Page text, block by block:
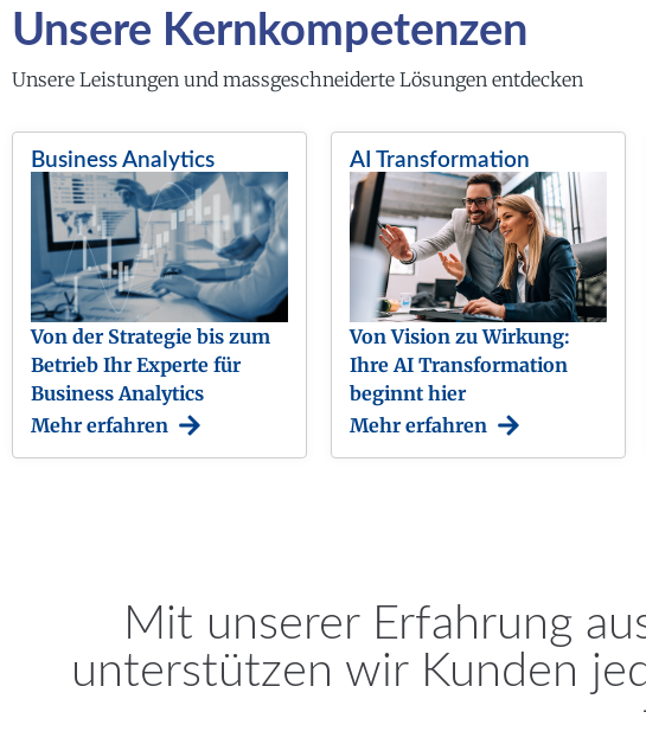
Unsere Kernkompetenzen
Unsere Leistungen und massgeschneiderte Lösungen entdecken
Business Analytics
Von der Strategie bis zum
Betrieb Ihr Experte für
Business Analytics
Mehr erfahren
AI Transformation
Von Vision zu Wirkung:
Ihre AI Transformation
beginnt hier
Mehr erfahren
Mit unserer Erfahrung
unterstützen wir Kunden